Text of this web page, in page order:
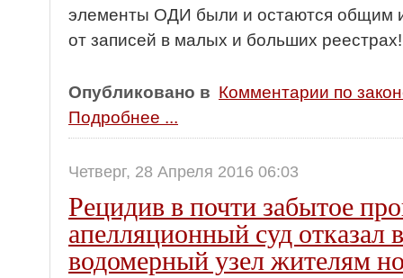
элементы ОДИ были и остаются общим
от записей в малых и больших
Опубликовано в Комментарии по
Подробнее ...
Четверг, 28 Апреля 2016 06:03
Рецидив в почти забытое
апелляционный суд отказал
водомерный узел жителям